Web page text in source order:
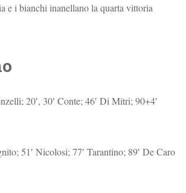
e i bianchi inanellano la quarta vittoria
20′, 30′ Conte; 46′ Di Mitri; 90+4′
51′ Nicolosi; 77′ Tarantino; 89′ De Caro